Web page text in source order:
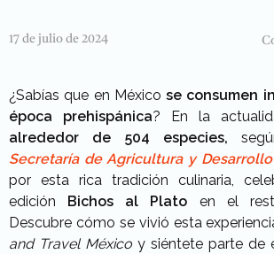
17 de julio de 2024
¿Sabías que en México se consumen
época prehispánica? En la
alrededor de 504 especies,
Secretaría de Agricultura y
por esta rica tradición culinaria,
edición Bichos al Plato en el
Descubre cómo se vivió esta
and Travel México y siéntete parte de